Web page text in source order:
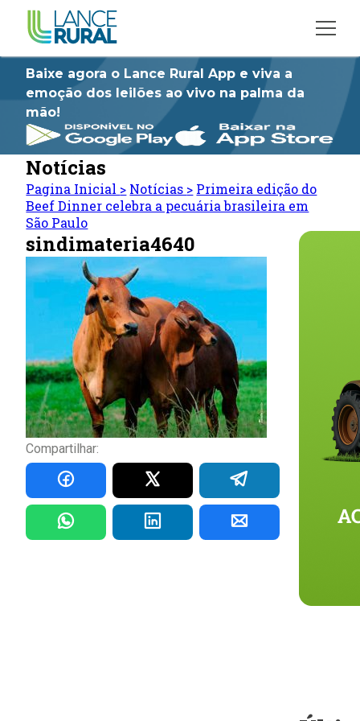
Baixe agora o Lance Rural App e viva a
emoção dos leilões ao vivo na palma da
mão!
Notícias
Pagina Inicial > Notícias > Primeira edição do
Beef Dinner celebra a pecuária brasileira em
São Paulo
sindimateria4640
Compartilhar: